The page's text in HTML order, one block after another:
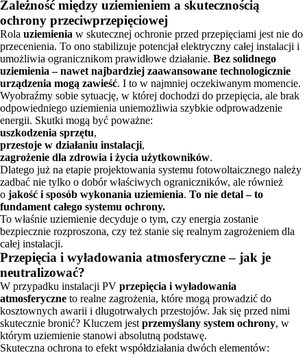
Zależność między uziemieniem a skutecznością
ochrony przeciwprzepięciowej
Rola uziemienia w skutecznej ochronie przed przepięciami jest nie do
przecenienia. To ono stabilizuje potencjał elektryczny całej instalacji i
umożliwia ogranicznikom prawidłowe działanie. Bez solidnego
uziemienia – nawet najbardziej zaawansowane technologicznie
urządzenia mogą zawieść. I to w najmniej oczekiwanym momencie.
Wyobraźmy sobie sytuację, w której dochodzi do przepięcia, ale brak
odpowiedniego uziemienia uniemożliwia szybkie odprowadzenie
energii. Skutki mogą być poważne:
uszkodzenia sprzętu,
przestoje w działaniu instalacji,
zagrożenie dla zdrowia i życia użytkowników.
Dlatego już na etapie projektowania systemu fotowoltaicznego należy
zadbać nie tylko o dobór właściwych ograniczników, ale również
o jakość i sposób wykonania uziemienia. To nie detal – to
fundament całego systemu ochrony.
To właśnie uziemienie decyduje o tym, czy energia zostanie
bezpiecznie rozproszona, czy też stanie się realnym zagrożeniem dla
całej instalacji.
Przepięcia i wyładowania atmosferyczne – jak je
neutralizować?
W przypadku instalacji PV przepięcia i wyładowania
atmosferyczne to realne zagrożenia, które mogą prowadzić do
kosztownych awarii i długotrwałych przestojów. Jak się przed nimi
skutecznie bronić? Kluczem jest przemyślany system ochrony, w
którym uziemienie stanowi absolutną podstawę.
Skuteczna ochrona to efekt współdziałania dwóch elementów: